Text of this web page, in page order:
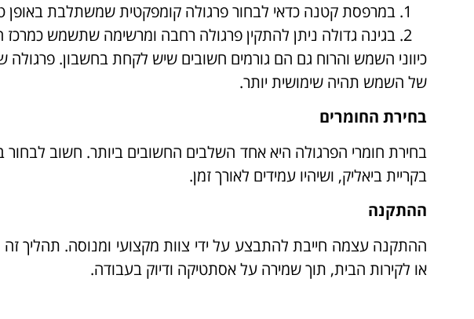
במרפסת קטנה כדאי לבחור פרגולה קומפקטית שמשתלבת
בגינה גדולה ניתן להתקין פרגולה רחבה ומרשימה שתשמש כמרכז
כיווני השמש והרוח גם הם גורמים חשובים שיש לקחת בחשבון.
של השמש תהיה שימושית יותר.
בחירת החומרים
בחירת חומרי הפרגולה היא אחד השלבים החשובים ביותר. חשוב לבחור
בקריית ביאליק, ושיהיו עמידים לאורך זמן.
ההתקנה
ההתקנה עצמה חייבת להתבצע על ידי צוות מקצועי ומנוסה. תהליך זה
או לקירות הבית, תוך שמירה על אסתטיקה ודיוק בעבודה.